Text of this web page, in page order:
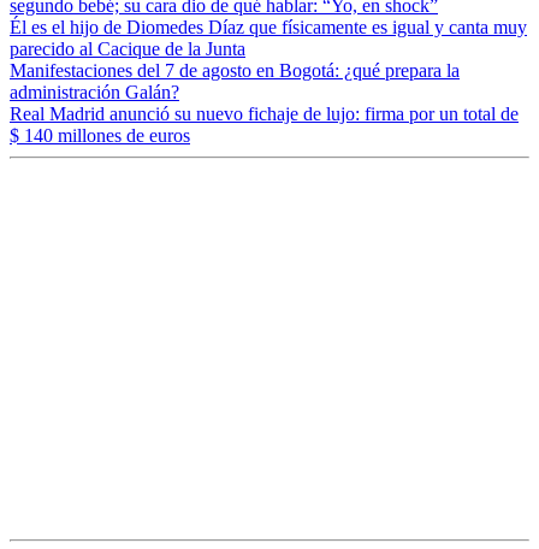
segundo bebé; su cara dio de qué hablar: “Yo, en shock”
Él es el hijo de Diomedes Díaz que físicamente es igual y canta muy
parecido al Cacique de la Junta
Manifestaciones del 7 de agosto en Bogotá: ¿qué prepara la
administración Galán?
Real Madrid anunció su nuevo fichaje de lujo: firma por un total de
$ 140 millones de euros